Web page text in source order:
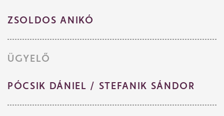
ZSOLDOS ANIKÓ
ÜGYELŐ
PÓCSIK DÁNIEL / STEFANIK SÁNDOR